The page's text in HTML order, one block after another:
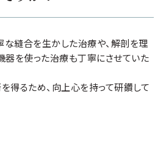
縫合を生かした治療や、解剖を理
器を使った治療も丁寧にさせていた
得るため、向上心を持って研鑽して